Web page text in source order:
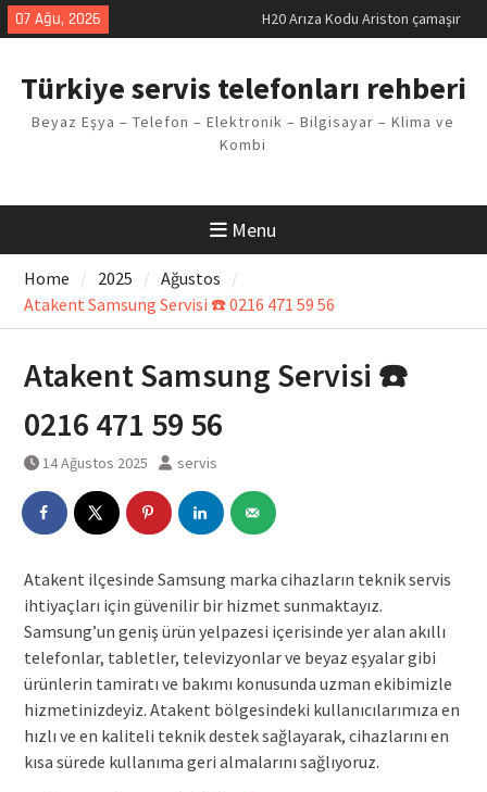
Skip
to
07 Ağu, 2026
makinesi Sorunu
Arçelik buzdolabı F5 Hatası
Çözüm Yöntemleri
Vaillant çamaşır makinesi E03
Arıza Kodu
Türkiye servis telefonları rehberi
Beyaz Eşya – Telefon – Elektronik – Bilgisayar – Klima ve
Kombi
Menu
Home 2025
Ağustos
Atakent Samsung Servisi ☎️ 0216 471 59 56
Atakent Samsung Servisi ☎️
0216 471 59 56
14 Ağustos 2025 servis
Atakent ilçesinde Samsung marka cihazların teknik servis
ihtiyaçları için güvenilir bir hizmet sunmaktayız.
Samsung’un geniş ürün yelpazesi içerisinde yer alan akıllı
telefonlar, tabletler, televizyonlar ve beyaz eşyalar gibi
ürünlerin tamiratı ve bakımı konusunda uzman ekibimizle
hizmetinizdeyiz. Atakent bölgesindeki kullanıcılarımıza en
hızlı ve en kaliteli teknik destek sağlayarak, cihazlarını en
kısa sürede kullanıma geri almalarını sağlıyoruz.